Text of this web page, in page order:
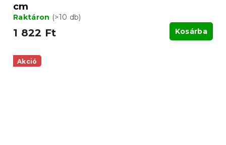
cm
Raktáron (>10 db)
1 822 Ft Kosárba
Akció